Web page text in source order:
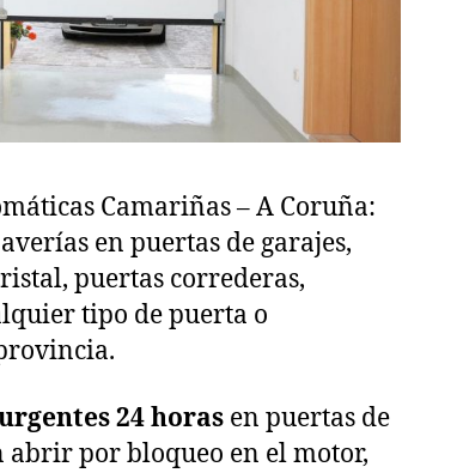
Camariñas – A Coruña:
en puertas de garajes,
puertas correderas,
tipo de puerta o
24 horas en puertas de
abrir por bloqueo en el motor,